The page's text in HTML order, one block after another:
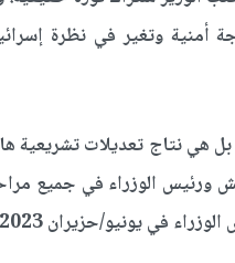
هي نتاج تعديلات تشريعية
ورئيس الوزراء في جميع
في يونيو/حزيران 2023.